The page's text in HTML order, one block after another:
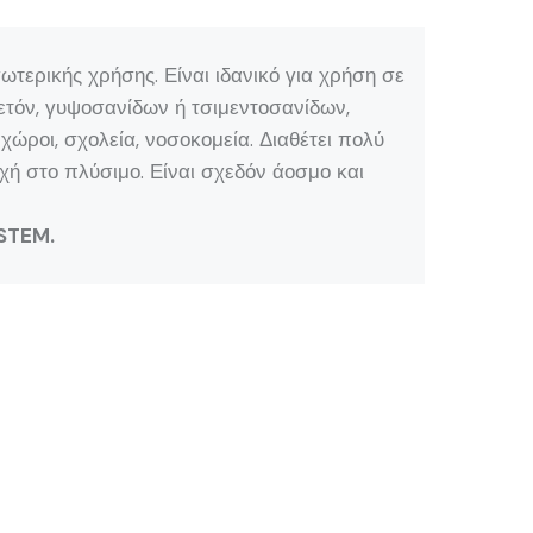
χρήσης. Είναι ιδανικό για χρήση σε
γυψοσανίδων ή τσιμεντοσανίδων,
σχολεία, νοσοκομεία. Διαθέτει πολύ
στο πλύσιμο. Είναι σχεδόν άοσμο και